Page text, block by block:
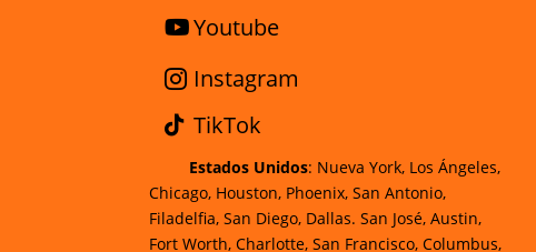
Youtube
Instagram
TikTok
Estados Unidos: Nueva York, Los Ángeles,
Chicago, Houston, Phoenix, San Antonio,
Filadelfia, San Diego, Dallas. San José, Austin,
Fort Worth, Charlotte, San Francisco, Columbus,